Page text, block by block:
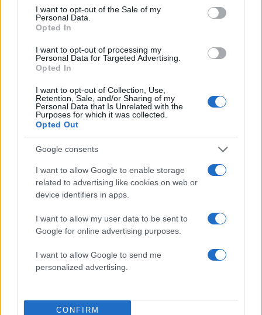
consent section.
I want to opt-out of the Sale of my
Personal Data.
Opted In
I want to opt-out of processing my
Personal Data for Targeted Advertising.
Opted In
I want to opt-out of Collection, Use,
Retention, Sale, and/or Sharing of my
Personal Data that Is Unrelated with the
Purposes for which it was collected.
Opted Out
Google consents
I want to allow Google to enable storage
related to advertising like cookies on web or
device identifiers in apps.
I want to allow my user data to be sent to
Google for online advertising purposes.
I want to allow Google to send me
personalized advertising.
CONFIRM
Σχόλια
Σχολίασε εδώ
Καιρός «hot – dry – windy»
τις επόμενες 48 ώρες:
Αυξημένος ο κίνδυνος
φωτιάς, συναγερμός σε 6
περιφέρειες
Σε 57χρονη
από την Κυψέλη
σορός που βρέθηκε
θάνατός της